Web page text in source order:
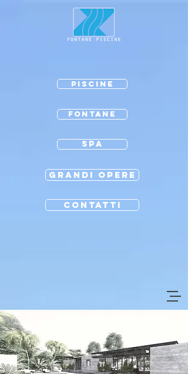
PISCINE
SPA
GRANDI OPERE
FONTANE
CONTATTI